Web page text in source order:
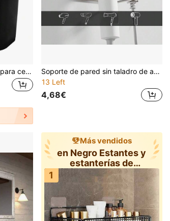
Organizador de 5 ranuras para cepillos de dientes de baño con divisor de bambú, soporte para cepillo de dientes eléctrico, organizador de almacenamiento de cepillos de dientes y pasta de dientes para encimera
Soporte de pared sin taladro de acero inoxidable para secador de pelo, estante de almacenamiento plateado que ahorra espacio para baño y salón
13 Left
4,68€
Más vendidos
en Negro Estantes y
estanterías de
almacenamiento
1